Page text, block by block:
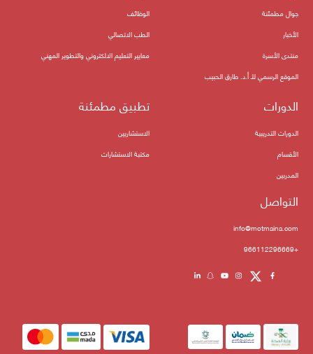
جوال مطمئنة
الأخبار
منتدى الأسرة
الموقع الرسمي للـ أ.د. طارق الحبيب
الوظائف
الطب الاتصالي
معايير التعليم الالكتروني والتطوير المهني
الدورات
الدورات التدريبية
الأقسام
المدربين
تطبيق مطمئنة
الاستشاريين
مكتبة الاستشارات
التواصل
info@motmaina.com
+966112296669